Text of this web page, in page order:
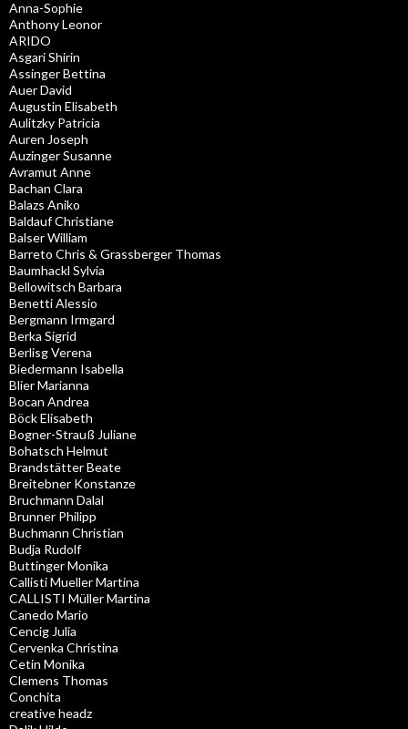
Anna-Sophie
Anthony Leonor
ARIDO
Asgari Shirin
Assinger Bettina
Auer David
Augustin Elisabeth
Aulitzky Patricia
Auren Joseph
Auzinger Susanne
Avramut Anne
Bachan Clara
Balazs Aniko
Baldauf Christiane
Balser William
Barreto Chris & Grassberger Thomas
Baumhackl Sylvia
Bellowitsch Barbara
Benetti Alessio
Bergmann Irmgard
Berka Sigrid
Berlisg Verena
Biedermann Isabella
Blier Marianna
Bocan Andrea
Böck Elisabeth
Bogner-Strauß Juliane
Bohatsch Helmut
Brandstätter Beate
Breitebner Konstanze
Bruchmann Dalal
Brunner Philipp
Buchmann Christian
Budja Rudolf
Buttinger Monika
Callisti Mueller Martina
CALLISTI Müller Martina
Canedo Mario
Cencig Julia
Cervenka Christina
Cetin Monika
Clemens Thomas
Conchita
creative headz